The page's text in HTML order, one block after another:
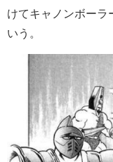
けてキャノンボーラ
いう。